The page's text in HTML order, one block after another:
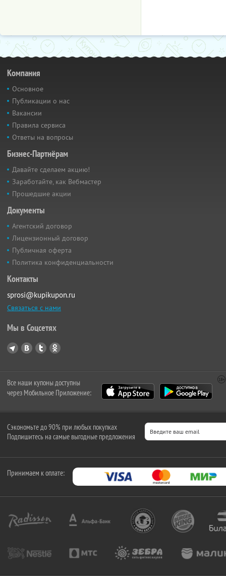
Компания
Основное
Публикации о нас
Вакансии
Правила сервиса
Ответы на вопросы
Бизнес-Партнёрам
Давайте сделаем акцию!
Заработайте, как Вебмастер
Прошедшие акции
Документы
Агентский договор
Лицензионный договор
Публичная оферта
Политика конфиденциальности
Контакты
sprosi@kupikupon.ru
Связаться с нами
Мы в Соцсетях
Все наши купоны доступны
через Мобильное Приложение:
Сэкономьте до 90% при любых покупках
Подпишитесь на самые выгодные предложения
Принимаем к оплате: